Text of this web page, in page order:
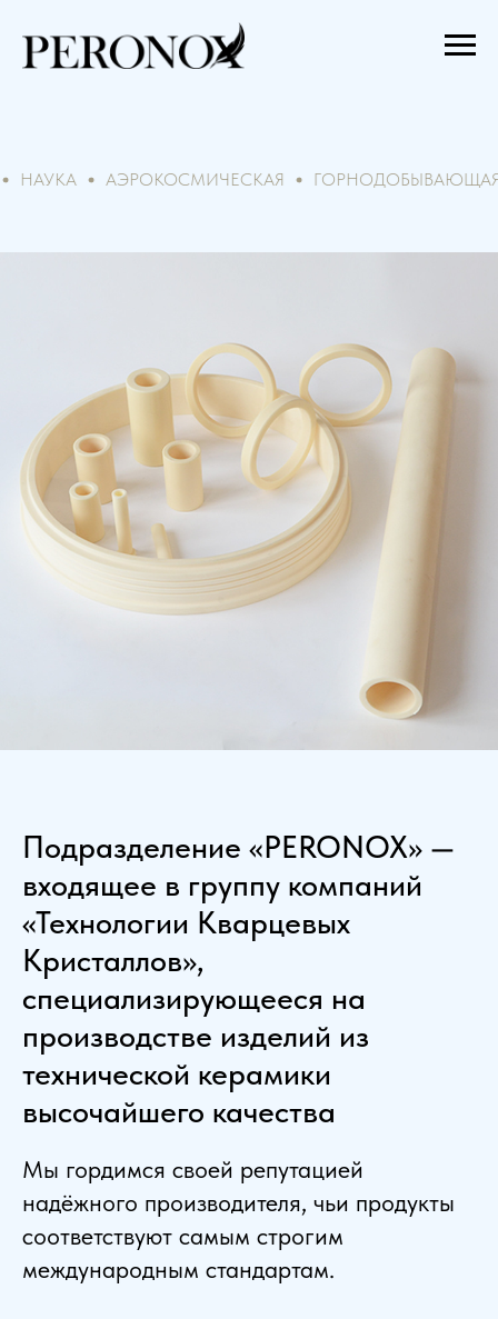
АЭРОКОСМИЧЕСКАЯ ГОРНОДОБЫВАЮЩАЯ
Подразделение «PERONOX» —
входящее в группу компаний
«Технологии Кварцевых
Кристаллов»,
специализирующееся на
производстве изделий из
технической керамики
высочайшего качества
Мы гордимся своей репутацией
надёжного производителя, чьи продукты
соответствуют самым строгим
международным стандартам.